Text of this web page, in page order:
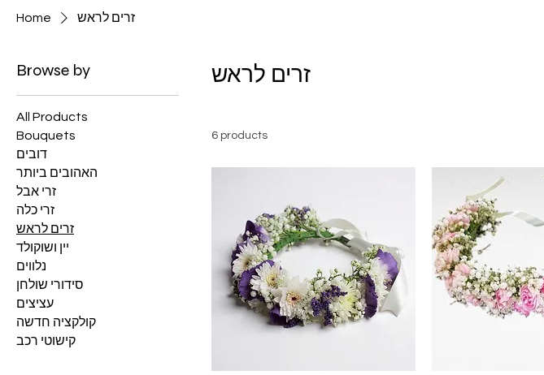
Home זרים לראש
Browse by
All Products
Bouquets
דובים
האהובים ביותר
זרי אבל
זרי כלה
זרים לראש
יין ושוקולד
נלווים
סידורי שולחן
עציצים
קולקציה חדשה
קישוטי רכב
זרים לראש
6 products